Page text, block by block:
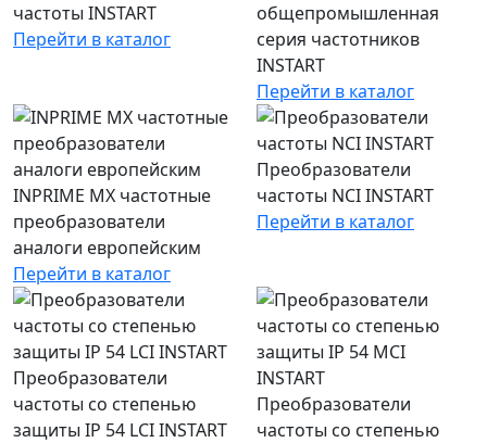
частоты INSTART
Перейти в каталог
общепромышленная
серия частотников
INSTART
Перейти в каталог
INPRIME MX частотные
преобразователи
аналоги европейским
Перейти в каталог
Преобразователи
частоты NCI INSTART
Перейти в каталог
Преобразователи
частоты со степенью
защиты IP 54 LCI INSTART
Преобразователи
частоты со степенью